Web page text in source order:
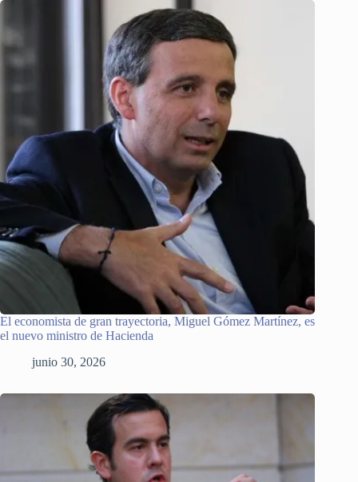
El economista de gran trayectoria, Miguel Gómez Martínez, es
el nuevo ministro de Hacienda
junio 30, 2026